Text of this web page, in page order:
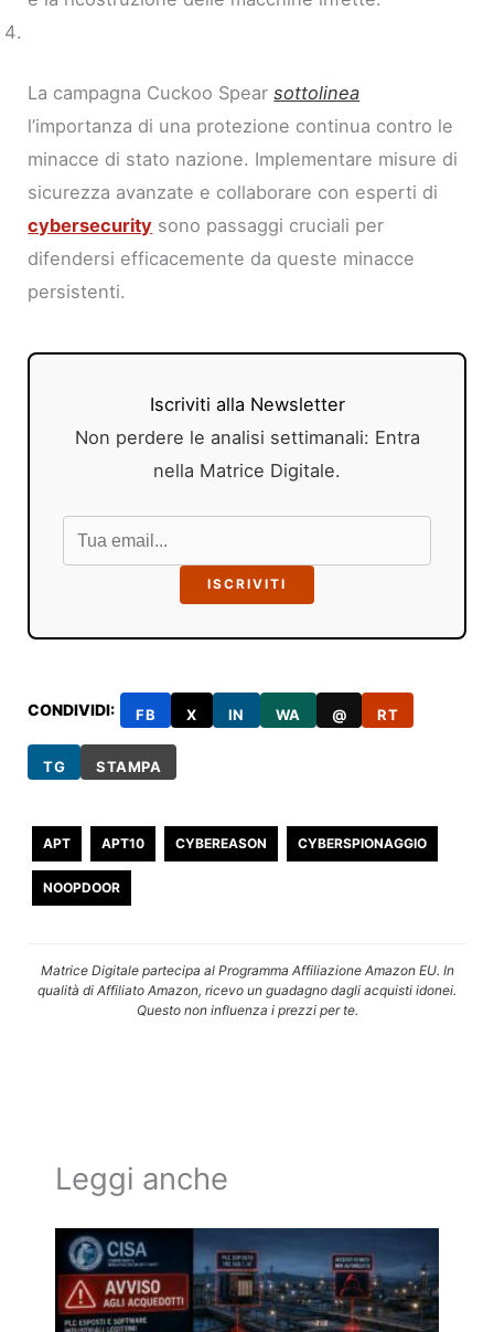
La campagna Cuckoo Spearsottolinea
l’importanza di una protezione continua contro le
minacce di stato nazione. Implementare misure di
sicurezza avanzate e collaborare con esperti di
cybersecurity sono passaggi cruciali per
difendersi efficacemente da queste minacce
persistenti.
Iscriviti alla Newsletter
Non perdere le analisi settimanali: Entra
nella Matrice Digitale.
ISCRIVITI
CONDIVIDI: FB X IN WA @ RT
TG STAMPA
APT APT10 CYBEREASON CYBERSPIONAGGIO
NOOPDOOR
Matrice Digitale partecipa al Programma Affiliazione Amazon EU. In
qualità di Affiliato Amazon, ricevo un guadagno dagli acquisti idonei.
Questo non influenza i prezzi per te.
Leggi anche